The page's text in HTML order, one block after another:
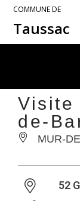
COMMUNE DE
Taussac
Visite
de-
MUR-
52